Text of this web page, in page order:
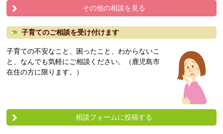
その他の相談を見る
子育てのご相談を受け付けます
子育ての不安なこと、困ったこと、わからないこ
と、なんでも気軽にご相談ください。（鹿児島市
在住の方に限ります。）
相談フォームに投稿する